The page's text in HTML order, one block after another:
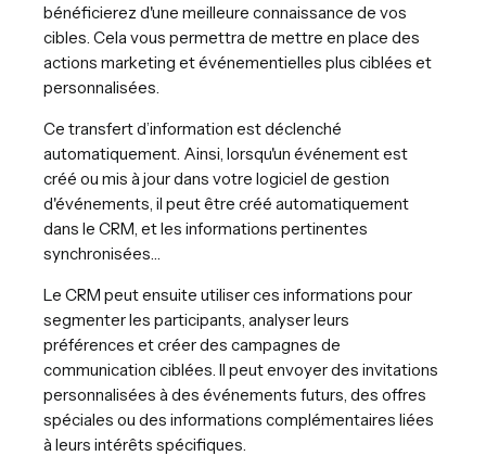
bénéficierez d'une meilleure connaissance de vos
cibles. Cela vous permettra de mettre en place des
actions marketing et événementielles plus ciblées et
personnalisées.
Ce transfert d’information est déclenché
automatiquement. Ainsi, lorsqu'un événement est
créé ou mis à jour dans votre logiciel de gestion
d'événements, il peut être créé automatiquement
dans le CRM, et les informations pertinentes
synchronisées…
Le CRM peut ensuite utiliser ces informations pour
segmenter les participants, analyser leurs
préférences et créer des campagnes de
communication ciblées. Il peut envoyer des invitations
personnalisées à des événements futurs, des offres
spéciales ou des informations complémentaires liées
à leurs intérêts spécifiques.